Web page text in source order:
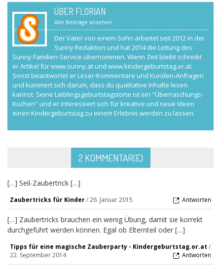
ÜBER FLORIAN
Alle Beiträge ansehen
Der Vater von einem Sohn arbeitet seit 2012 in der
Sunny Redaktion und hat 2014 die Leitung des
Sunny Familien-Service übernommen. Wenn Zeit bleibt schreibt
er Artikel für www.sunny.at und www.kindergeburtstag.or.at.
Sonst beantwortet er Leser-Kommentare und Kunden-Anfragen
und kümmert sich darum, dass du qualitative Inhalte lesen
kannst. Seine Lieblingsgeburtstagstorte ist ein "Überraschungs-
Kuchen" und er interessiert sich für kreative und neue Ideen
einen Kindergeburtstag zu einem Erlebnis werden zu lassen.
2 KOMMENTAR(E)
[…] Seil-Zaubertrick […]
Zaubertricks für Kinder/26. Januar 2015 Antworten
[…] Zaubertricks brauchen ein wenig Übung, damit sie korrekt
durchgeführt werden können. Egal ob Elternteil oder […]
Tipps für eine magische Zauberparty - Kindergeburtstag.or.at /
22. September 2014
Antworten